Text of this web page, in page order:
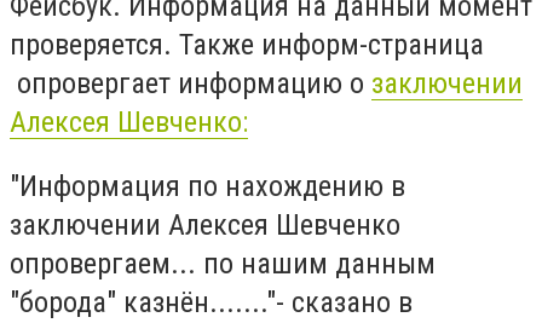
проверяется. Также информ-страница
опровергает информацию о заключении
Алексея Шевченко:
"Информация по нахождению в
заключении Алексея Шевченко
опровергаем... по нашим данным
"борода" казнён......."- сказано в